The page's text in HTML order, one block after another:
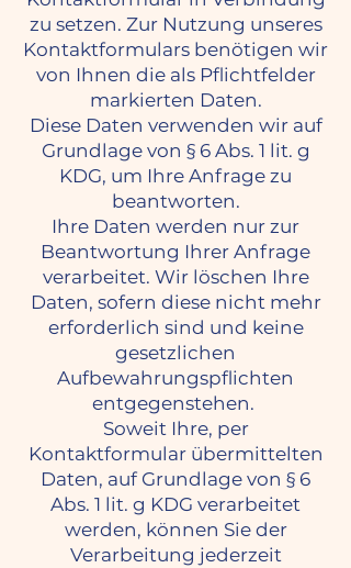
zu setzen. Zur Nutzung unseres
Kontaktformulars benötigen wir
von Ihnen die als Pflichtfelder
markierten Daten.
Diese Daten verwenden wir auf
Grundlage von § 6 Abs. 1 lit. g
KDG, um Ihre Anfrage zu
beantworten.
Ihre Daten werden nur zur
Beantwortung Ihrer Anfrage
verarbeitet. Wir löschen Ihre
Daten, sofern diese nicht mehr
erforderlich sind und keine
gesetzlichen
Aufbewahrungspflichten
entgegenstehen.
Soweit Ihre, per
Kontaktformular übermittelten
Daten, auf Grundlage von § 6
Abs. 1 lit. g KDG verarbeitet
werden, können Sie der
Verarbeitung jederzeit